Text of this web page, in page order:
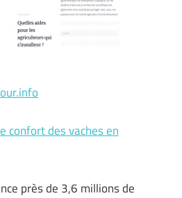
confort des vaches en
près de 3,6 millions de